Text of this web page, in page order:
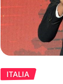
ITALIA